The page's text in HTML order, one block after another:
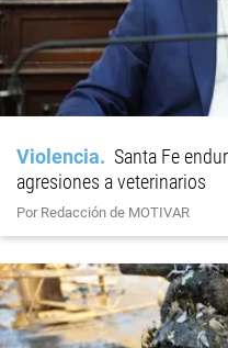
Violencia
Santa Fe
agresiones a veterinarios
Por Redacción de MOTIVAR